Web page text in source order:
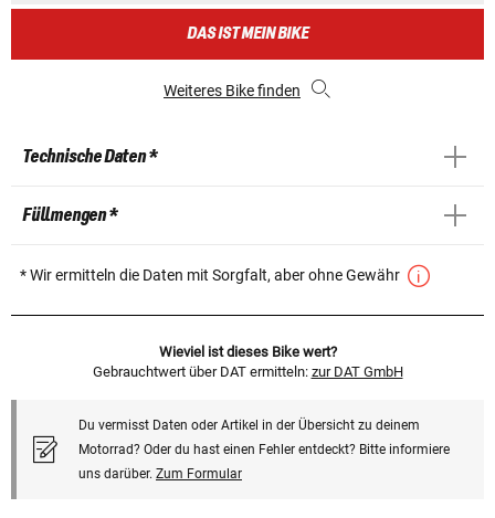
DAS IST MEIN BIKE
Weiteres Bike finden
Technische Daten *
Füllmengen *
* Wir ermitteln die Daten mit Sorgfalt, aber ohne Gewähr
Wieviel ist dieses Bike wert?
Gebrauchtwert über DAT ermitteln: zur DAT GmbH
Du vermisst Daten oder Artikel in der Übersicht zu deinem
Motorrad? Oder du hast einen Fehler entdeckt? Bitte informiere
uns darüber. Zum Formular